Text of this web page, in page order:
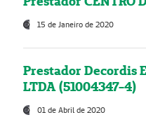
15 de Janeiro de 2020
Prestador Decordis
LTDA (51004347-4)
01 de Abril de 2020